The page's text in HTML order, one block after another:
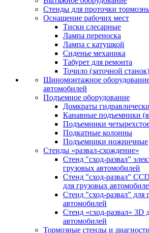
Стенды для проточки
Оснащение рабочих мест
Тиски слесарные
Лампа переноска
Лампа с катушкой
Сиденье механика
Табурет для ремонта
Точило (заточной станок)
Шиномонтажное
автомобилей
Подъемное оборудование
Домкраты
Канавные подъемники
Подъемники
Подкатные колонны
Подъемники ножничные
Стенды «развал-схождение»
Стенд "сход-развал"
грузовых автомобилей
Стенд "сход-развал"
для грузовых
Стенд "сход-развал" для
автомобилей
Стенд «сход-развал» 3D
автомобилей
Тормозные стенды и